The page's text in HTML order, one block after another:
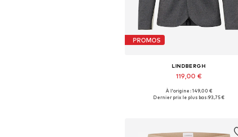
PROMOS
LINDBERGH
119,00 €
Disponible en plusieurs tailles
À l'origine : 149,00 €
Dernier prix le plus bas :93,75 €